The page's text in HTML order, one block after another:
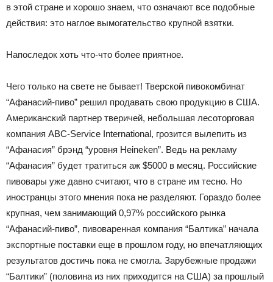
в этой стране и хорошо знаем, что означают все подобные
действия: это наглое вымогательство крупной взятки.
Напоследок хоть что-что более приятное.
Чего только на свете не бывает! Тверской пивокомбинат
“Афанасий-пиво” решил продавать свою продукцию в США.
Американский партнер тверичей, небольшая лесоторговая
компания ABC-Service International, грозится вылепить из
“Афанасия” брэнд “уровня Heineken”. Ведь на рекламу
“Афанасия” будет тратиться аж $5000 в месяц. Российские
пивовары уже давно считают, что в стране им тесно. Но
иностранцы этого мнения пока не разделяют. Гораздо более
крупная, чем занимающий 0,97% российского рынка
“Афанасий-пиво”, пивоваренная компания “Балтика” начала
экспортные поставки еще в прошлом году, но впечатляющих
результатов достичь пока не смогла. Зарубежные продажи
“Балтики” (половина из них приходится на США) за прошлый